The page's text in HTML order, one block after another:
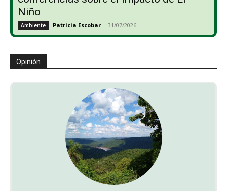
Niño
Ambiente Patricia Escobar - 31/07/2026
Opinión